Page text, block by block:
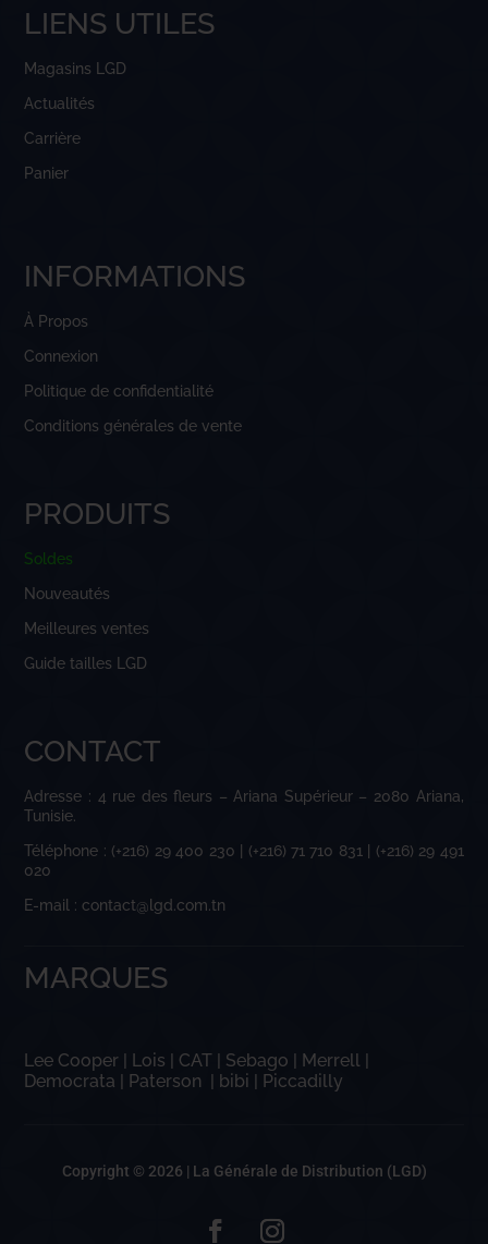
LIENS UTILES
Magasins LGD
Actualités
Carrière
Panier
INFORMATIONS
À Propos
Connexion
Politique de confidentialité
Conditions générales de vente
PRODUITS
Soldes
Nouveautés
Meilleures ventes
Guide tailles LGD
CONTACT
Adresse : 4 rue des fleurs – Ariana Supérieur – 2080 Ariana,
Tunisie.
Téléphone : (+216) 29 400 230 | (+216) 71 710 831 | (+216) 29 491
020
E-mail : contact@lgd.com.tn
MARQUES
Lee Cooper | Lois | CAT | Sebago | Merrell |
Democrata | Paterson | bibi | Piccadilly
Copyright © 2026 | La Générale de Distribution (LGD)